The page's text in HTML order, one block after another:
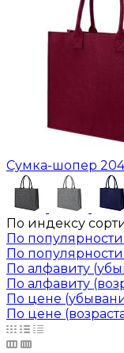
Сумка-шопер 204
По индексу
По
По популярности
По алфавиту
По алфавиту
По цене
По цене